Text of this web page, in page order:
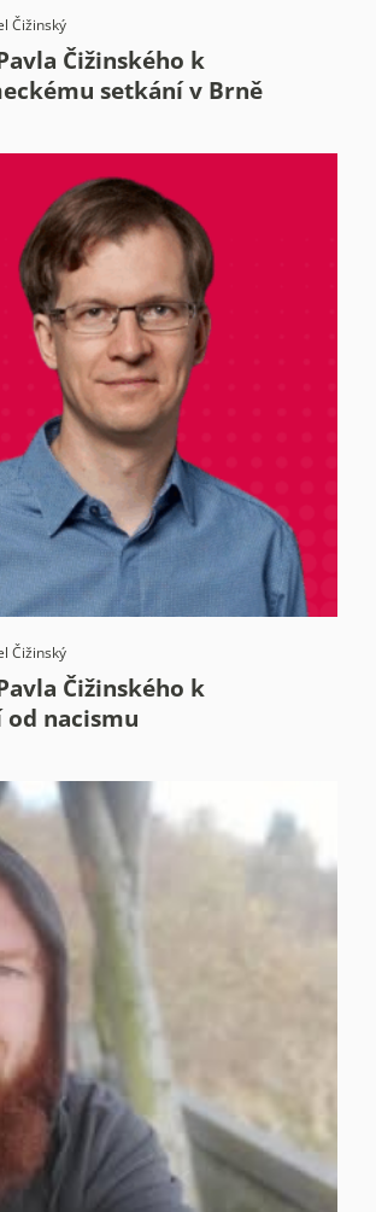
Čižinský
Čižinského k
setkání v Brně
Čižinský
Čižinského k
od nacismu